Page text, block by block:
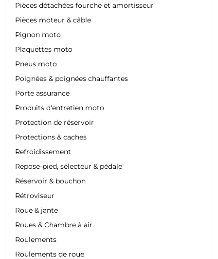
Pièces détachées fourche et amortisseur
Pièces moteur & câble
Pignon moto
Plaquettes moto
Pneus moto
Poignées & poignées chauffantes
Porte assurance
Produits d'entretien moto
Protection de réservoir
Protections & caches
Refroidissement
Repose-pied, sélecteur & pédale
Réservoir & bouchon
Rétroviseur
Roue & jante
Roues & Chambre à air
Roulements
Roulements de roue